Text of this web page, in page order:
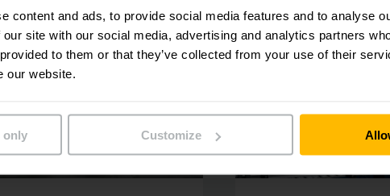
content and ads, to provide social media features and to analyse
site with our social media, advertising and analytics partners
to them or that they’ve collected from your use of their
our website.
only Customize